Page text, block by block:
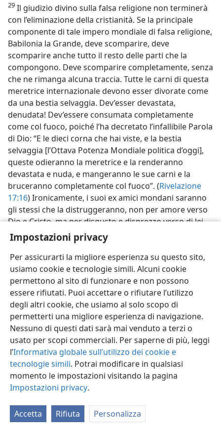
Impostazioni privacy
Per assicurarti la migliore esperienza su questo sito,
usiamo cookie e tecnologie simili. Alcuni cookie
permettono al sito di funzionare e non possono
essere rifiutati. Puoi accettare o rifiutare l’utilizzo
degli altri cookie, che usiamo al solo scopo di
permetterti una migliore esperienza di navigazione.
Nessuno di questi dati sarà mai venduto a terzi o
usato per scopi commerciali. Per saperne di più, leggi
l’Informativa globale sull’utilizzo dei cookie e
tecnologie simili. Potrai modificare in qualsiasi
momento le impostazioni visitando la pagina
Impostazioni privacy.
Accetta Rifiuta Personalizza
29 Il giudizio divino sulla falsa religione non terminerà
con l’eliminazione della cristianità. Se la principale
componente di tale impero mondiale di falsa religione,
Babilonia la Grande, deve scomparire, deve
scomparire anche tutto il resto delle parti che la
compongono. Deve scomparire completamente, senza
che ne rimanga alcuna traccia. Tutte le carni di questa
meretrice internazionale devono esser divorate come
da una bestia selvaggia. Dev’esser devastata,
denudata! Dev’essere consumata completamente
come col fuoco, poiché l’ha decretato l’infallibile Parola
di Dio: “E le dieci corna che hai viste, e la bestia
selvaggia [l’Ottava Potenza Mondiale politica d’oggi],
queste odieranno la meretrice e la renderanno
devastata e nuda, e mangeranno le sue carni e la
bruceranno completamente col fuoco”. (Rivelazione
17:16) Ironicamente, i suoi ex amici mondani saranno
gli stessi che la distruggeranno, non per amore verso
Dio e Cristo, ma per disgusto e disprezzo verso di lei.
30. Quando le potenze politiche delle Nazioni Unite spoglieranno e
risentirne gli effetti anche i testimoni di Geova?
30L’Ottava Potenza Mondiale, essendo oggi
un’organizzazione politica che abbraccia il globo con
138 nazioni membri, agirà in tutta la terra contro ogni
cosa che mostri d’esser religiosa e spirituale. Neanche
i cristiani testimoni di Geova potranno evitar di
risentirne. È vero che i 138 membri dell’organizzazione
delle Nazioni Unite sanno che i cristiani testimoni di
Geova non fanno parte della cristianità, no, non fanno
parte della meretrice Babilonia la Grande nel suo
insieme. Sanno che i testimoni di Geova non si sono
immischiati nella sordida politica di questo mondo e
non hanno cercato di cavalcare la simbolica “bestia
selvaggia” di colorescarlatto che ha sette teste e